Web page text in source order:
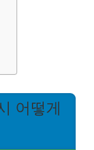
어떻게